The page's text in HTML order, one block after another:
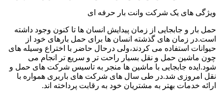
ویژگی های یک شرکت وانت بار حرفه ای
حمل بار و جابجایی از زمان پیدایش انسان ها تا کنون وجود داشته
است.در زمان های گذشته انسان ها برای حمل بارهای خود از
حیوانات استفاده می کردند،ولی درحال حاضر با اختراع وسیله های
چون ماشین حمل و نقل بسیار راحت تر و سریع تر انجام می
شود.ایده جابجایی با ماشین ها منجر به تاسیس شرکت های حمل و
نقل امروزی شد.در طی سال های شرکت های باربری همواره با
ارائه خدمات بهتر به مشتریان خود به رقابت پرداخته اند.